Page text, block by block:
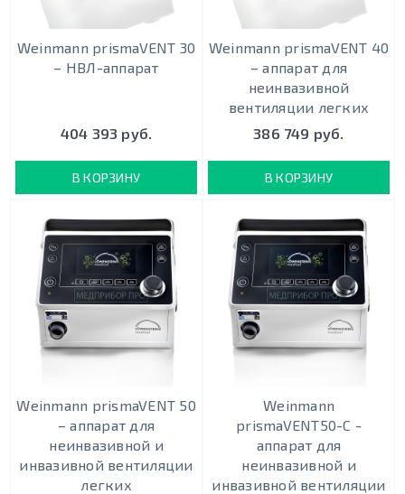
Weinmann prismaVENT 30
– НВЛ-аппарат
404 393 руб.
В КОРЗИНУ
Weinmann prismaVENT 40
– аппарат для
неинвазивной
вентиляции легких
386 749 руб.
В КОРЗИНУ
Weinmann prismaVENT 50
– аппарат для
неинвазивной и
инвазивной вентиляции
легких
Weinmann
prismaVENT50-C -
аппарат для
неинвазивной и
инвазивной вентиляции